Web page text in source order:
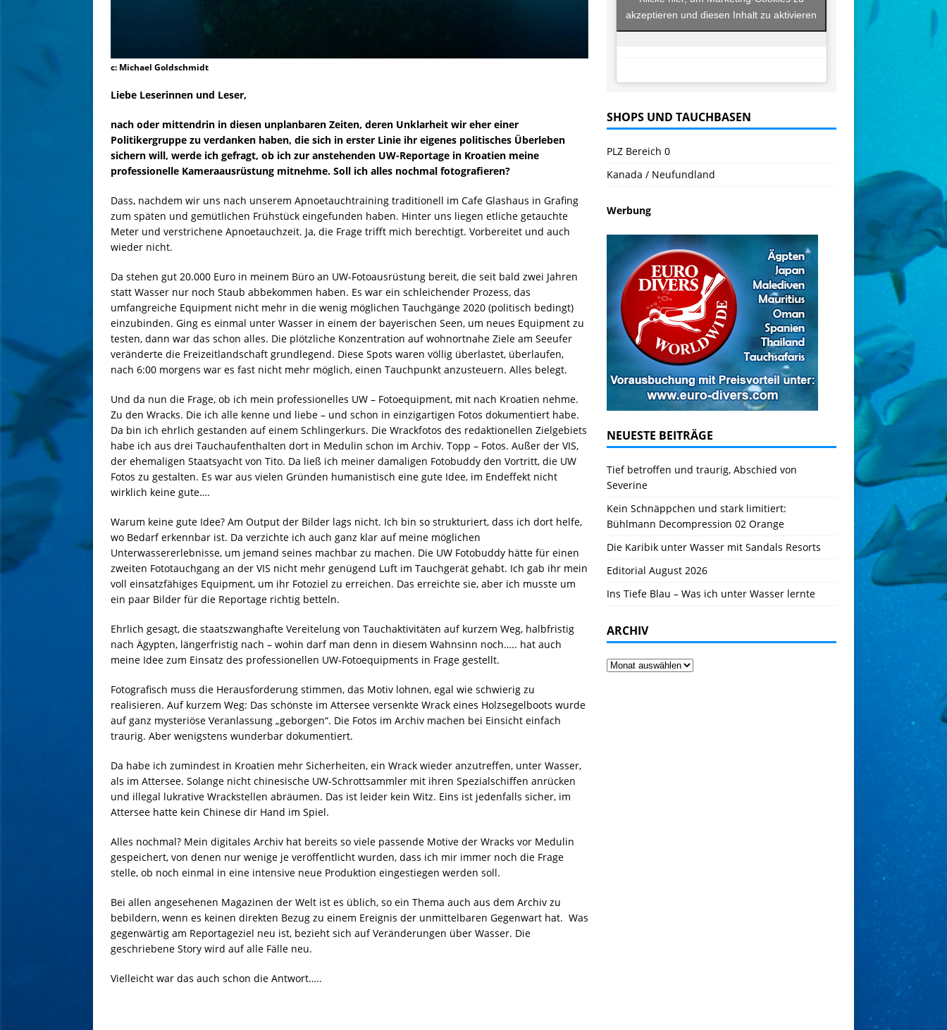
c: Michael Goldschmidt
Liebe Leserinnen und Leser,
nach oder mittendrin in diesen unplanbaren Zeiten, deren Unklarheit wir eher einer
Politikergruppe zu verdanken haben, die sich in erster Linie ihr eigenes politisches Überleben
sichern will, werde ich gefragt, ob ich zur anstehenden UW-Reportage in Kroatien meine
professionelle Kameraausrüstung mitnehme. Soll ich alles nochmal fotografieren?
Dass, nachdem wir uns nach unserem Apnoetauchtraining traditionell im Cafe Glashaus in Grafing
zum späten und gemütlichen Frühstück eingefunden haben. Hinter uns liegen etliche getauchte
Meter und verstrichene Apnoetauchzeit. Ja, die Frage trifft mich berechtigt. Vorbereitet und auch
wieder nicht.
Da stehen gut 20.000 Euro in meinem Büro an UW-Fotoausrüstung bereit, die seit bald zwei Jahren
statt Wasser nur noch Staub abbekommen haben. Es war ein schleichender Prozess, das
umfangreiche Equipment nicht mehr in die wenig möglichen Tauchgänge 2020 (politisch bedingt)
einzubinden. Ging es einmal unter Wasser in einem der bayerischen Seen, um neues Equipment zu
testen, dann war das schon alles. Die plötzliche Konzentration auf wohnortnahe Ziele am Seeufer
veränderte die Freizeitlandschaft grundlegend. Diese Spots waren völlig überlastet, überlaufen,
nach 6:00 morgens war es fast nicht mehr möglich, einen Tauchpunkt anzusteuern. Alles belegt.
Und da nun die Frage, ob ich mein professionelles UW – Fotoequipment, mit nach Kroatien nehme.
Zu den Wracks. Die ich alle kenne und liebe – und schon in einzigartigen Fotos dokumentiert habe.
Da bin ich ehrlich gestanden auf einem Schlingerkurs. Die Wrackfotos des redaktionellen Zielgebiets
habe ich aus drei Tauchaufenthalten dort in Medulin schon im Archiv. Topp – Fotos. Außer der VIS,
der ehemaligen Staatsyacht von Tito. Da ließ ich meiner damaligen Fotobuddy den Vortritt, die UW
Fotos zu gestalten. Es war aus vielen Gründen humanistisch eine gute Idee, im Endeffekt nicht
wirklich keine gute….
Warum keine gute Idee? Am Output der Bilder lags nicht. Ich bin so strukturiert, dass ich dort helfe,
wo Bedarf erkennbar ist. Da verzichte ich auch ganz klar auf meine möglichen
Unterwassererlebnisse, um jemand seines machbar zu machen. Die UW Fotobuddy hätte für einen
zweiten Fototauchgang an der VIS nicht mehr genügend Luft im Tauchgerät gehabt. Ich gab ihr mein
voll einsatzfähiges Equipment, um ihr Fotoziel zu erreichen. Das erreichte sie, aber ich musste um
ein paar Bilder für die Reportage richtig betteln.
Ehrlich gesagt, die staatszwanghafte Vereitelung von Tauchaktivitäten auf kurzem Weg, halbfristig
nach Ägypten, längerfristig nach – wohin darf man denn in diesem Wahnsinn noch….. hat auch
meine Idee zum Einsatz des professionellen UW-Fotoequipments in Frage gestellt.
Fotografisch muss die Herausforderung stimmen, das Motiv lohnen, egal wie schwierig zu
realisieren. Auf kurzem Weg: Das schönste im Attersee versenkte Wrack eines Holzsegelboots wurde
auf ganz mysteriöse Veranlassung „geborgen“. Die Fotos im Archiv machen bei Einsicht einfach
traurig. Aber wenigstens wunderbar dokumentiert.
Da habe ich zumindest in Kroatien mehr Sicherheiten, ein Wrack wieder anzutreffen, unter Wasser,
als im Attersee. Solange nicht chinesische UW-Schrottsammler mit ihren Spezialschiffen anrücken
und illegal lukrative Wrackstellen abräumen. Das ist leider kein Witz. Eins ist jedenfalls sicher, im
Attersee hatte kein Chinese dir Hand im Spiel.
Alles nochmal? Mein digitales Archiv hat bereits so viele passende Motive der Wracks vor Medulin
gespeichert, von denen nur wenige je veröffentlicht wurden, dass ich mir immer noch die Frage
stelle, ob noch einmal in eine intensive neue Produktion eingestiegen werden soll.
Bei allen angesehenen Magazinen der Welt ist es üblich, so ein Thema auch aus dem Archiv zu
bebildern, wenn es keinen direkten Bezug zu einem Ereignis der unmittelbaren Gegenwart hat. Was
gegenwärtig am Reportageziel neu ist, bezieht sich auf Veränderungen über Wasser. Die
geschriebene Story wird auf alle Fälle neu.
Vielleicht war das auch schon die Antwort…..
akzeptieren und diesen Inhalt zu aktivieren
SHOPS UND TAUCHBASEN
PLZ Bereich 0
Kanada / Neufundland
Werbung
NEUESTE BEITRÄGE
Tief betroffen und traurig, Abschied von
Severine
Kein Schnäppchen und stark limitiert:
Bühlmann Decompression 02 Orange
Die Karibik unter Wasser mit Sandals Resorts
Editorial August 2026
Ins Tiefe Blau – Was ich unter Wasser lernte
ARCHIV